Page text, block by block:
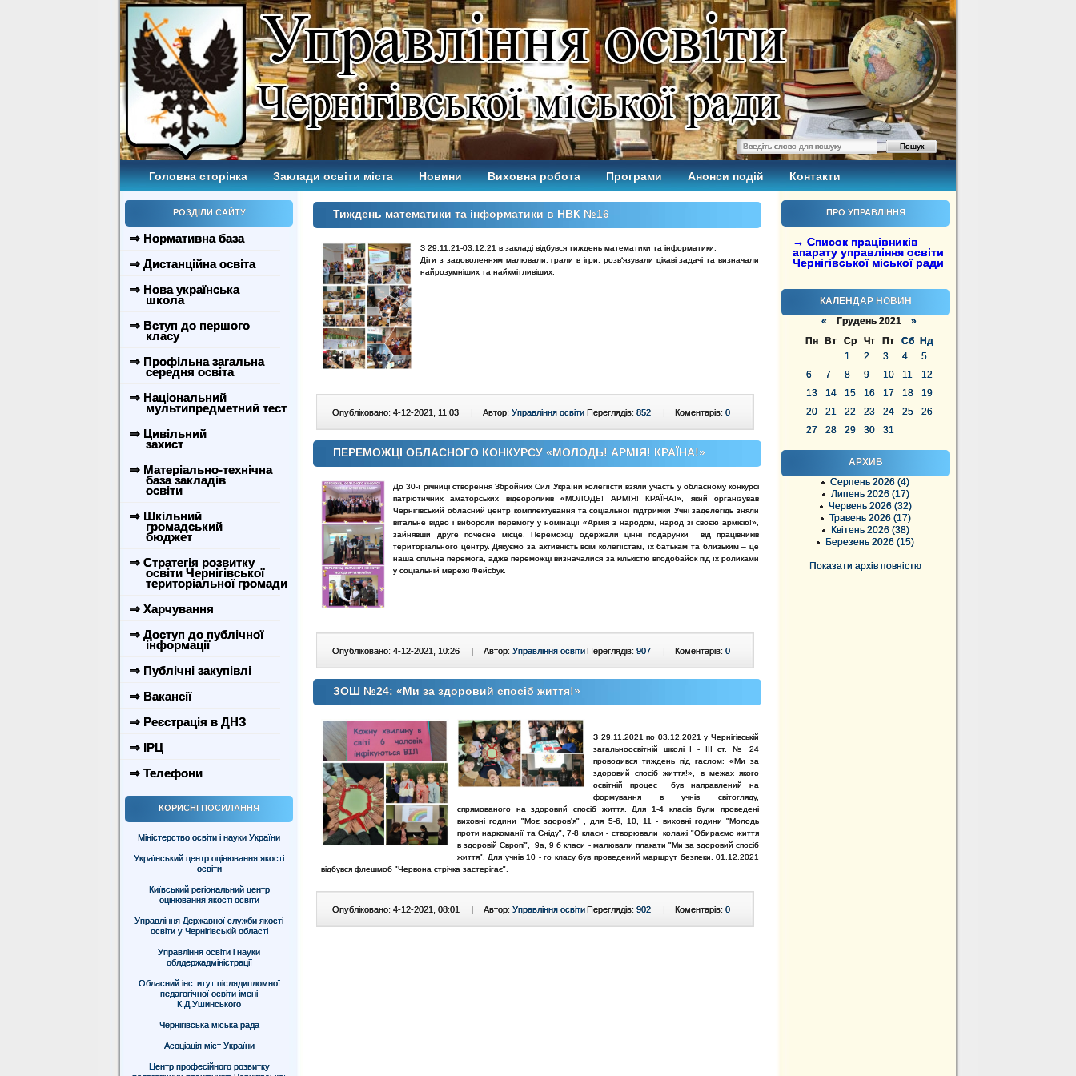
Головна сторінка Заклади освіти міста Новини Виховна робота Програми Анонси подій Контакти
РОЗДІЛИ САЙТУ
⇒ Нормативна база
⇒ Дистанційна освіта
⇒ Нова українська
школа
⇒ Вступ до першого
класу
⇒ Профільна загальна
середня освіта
⇒ Національний
мультипредметний тест
⇒ Цивільний
захист
⇒ Матеріально-технічна
база закладів
освіти
⇒ Шкільний
громадський
бюджет
⇒ Стратегія розвитку
освіти Чернігівської
територіальної громади
⇒ Харчування
⇒ Доступ до публічної
інформації
⇒ Публічні закупівлі
⇒ Вакансії
⇒ Реєстрація в ДНЗ
⇒ ІРЦ
⇒ Телефони
КОРИСНІ ПОСИЛАННЯ
Міністерство освіти і науки України
Український центр оцінювання якості
освіти
Київський регіональний центр
оцінювання якості освіти
Управління Державної служби якості
освіти у Чернігівській області
Управління освіти і науки
облдержадміністрації
Обласний інститут післядипломної
педагогічної освіти імені
К.Д.Ушинського
Чернігівська міська рада
Асоціація міст України
Центр професійного розвитку
ПРО УПРАВЛІННЯ
→ Список працівників
апарату управління освіти
Чернігівської міської ради
КАЛЕНДАР НОВИН
« Грудень 2021 »
Пн
Вт Ср Чт Пт Сб
Нд
1
2 3 4
5
6
7 8 9 10 11
12
13
14 15 16 17 18
19
20
21 22 23 24 25
26
27
28 29 30 31
АРХИВ
Серпень 2026 (4)
Липень 2026 (17)
Червень 2026 (32)
Травень 2026 (17)
Квітень 2026 (38)
Березень 2026 (15)
Показати архів повністю
Тиждень математики та інформатики в НВК №16
З 29.11.21-03.12.21 в закладі відбувся тиждень математики та інформатики.
Діти з задоволенням малювали, грали в ігри, розв‘язували цікаві задачі та визначали
найрозумніших та найкмітливіших.
Опубліковано: 4-12-2021, 11:03 | Автор: Управління освіти Коментарів: 0
Переглядів: 852 |
ПЕРЕМОЖЦІ ОБЛАСНОГО КОНКУРСУ «МОЛОДЬ! АРМІЯ! КРАЇНА!»
До 30-ї річниці створення Збройних Сил України колегіїсти взяли участь у обласному конкурсі
патріотичних аматорських відеороликів «МОЛОДЬ! АРМІЯ! КРАЇНА!», який організував
Чернігівський обласний центр комплектування та соціальної підтримки Учні заделегідь зняли
вітальне відео і вибороли перемогу у номінації «Армія з народом, народ зі своєю армією!»,
зайнявши друге почесне місце. Переможці одержали цінні подарунки від працівників
територіального центру. Дякуємо за активність всім колегіїстам, їх батькам та близьким – це
наша спільна перемога, адже переможці визначалися за кількістю вподобайок під їх роликами
у соціальній мережі Фейсбук.
Опубліковано: 4-12-2021, 10:26 | Автор: Управління освіти Коментарів: 0
Переглядів: 907 |
ЗОШ №24: «Ми за здоровий спосіб життя!»
З 29.11.2021 по 03.12.2021 у Чернігівській
загальноосвітній школі І - ІІІ ст. № 24
проводився тиждень під гаслом: «Ми за
здоровий спосіб життя!», в межах якого
освітній процес був направлений на
формування в учнів світогляду,
спрямованого на здоровий спосіб життя. Для 1-4 класів були проведені
виховні години "Моє здоров'я" , для 5-6, 10, 11 - виховні години "Молодь
проти наркоманії та Сніду", 7-8 класи - створювали колажі "Обираємо життя
в здоровій Європі", 9а, 9 б класи - малювали плакати "Ми за здоровий спосіб
життя". Для учнів 10 - го класу був проведений маршрут безпеки. 01.12.2021
відбувся флешмоб "Червона стрічка застерігає".
Опубліковано: 4-12-2021, 08:01 | Автор: Управління освіти Коментарів: 0
Переглядів: 902 |